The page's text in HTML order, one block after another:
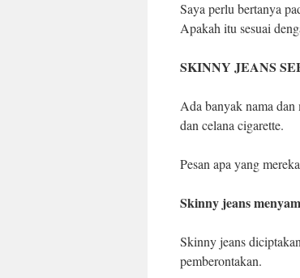
Saya perlu bertanya
Apakah itu sesuai
SKINNY JEANS
Ada banyak nama
dan celana cigarette.
Pesan apa yang
Skinny jeans
Skinny jeans
pemberontakan.